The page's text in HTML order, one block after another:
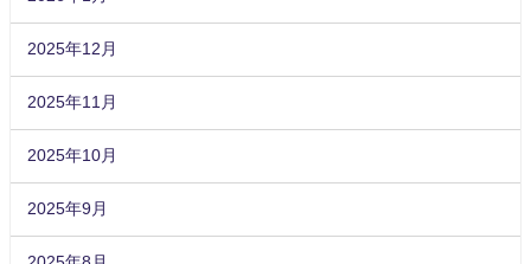
2025年12月
2025年11月
2025年10月
2025年9月